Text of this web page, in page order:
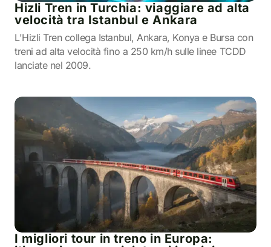
Hizli Tren in Turchia: viaggiare ad alta
velocità tra Istanbul e Ankara
L'Hizli Tren collega Istanbul, Ankara, Konya e Bursa con
treni ad alta velocità fino a 250 km/h sulle linee TCDD
lanciate nel 2009.
I migliori tour in treno in Europa: